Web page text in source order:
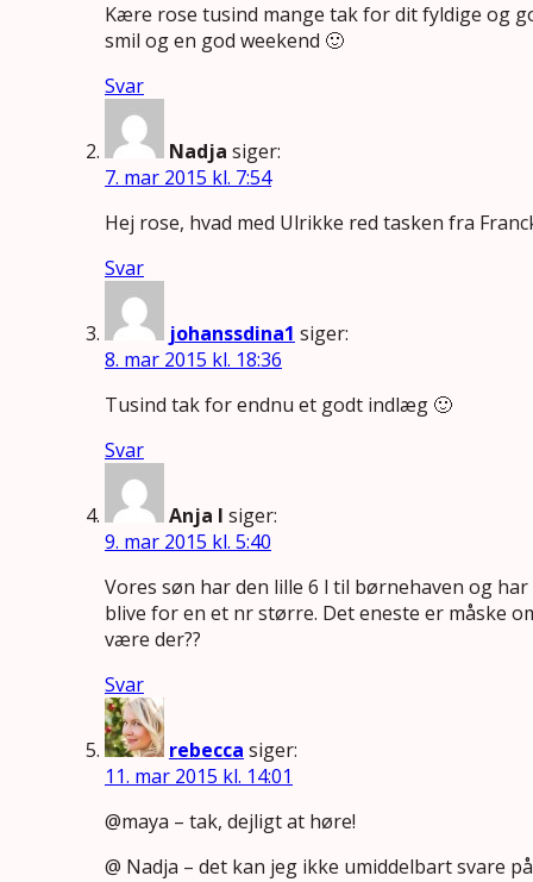
Kære rose tusind mange tak for dit fyldige og
smil og en god weekend 🙂
Svar
Nadja siger:
7. mar 2015 kl. 7:54
Hej rose, hvad med Ulrikke red tasken fra
Svar
johanssdina1 siger:
8. mar 2015 kl. 18:36
Tusind tak for endnu et godt indlæg 🙂
Svar
Anja I siger:
9. mar 2015 kl. 5:40
Vores søn har den lille 6 l til børnehaven og
blive for en et nr større. Det eneste er måske
være der??
Svar
rebecca siger:
11. mar 2015 kl. 14:01
@maya – tak, dejligt at høre!
@ Nadja – det kan jeg ikke umiddelbart svare